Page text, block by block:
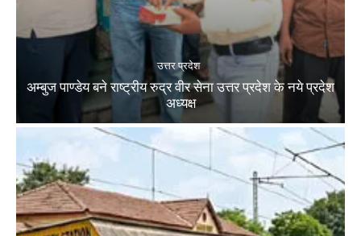
उत्तर प्रदेश
अम्बुज पाण्डेय बने राष्ट्रीय रुद्र वीर सेना उत्तर प्रदेश के नये प्रदेश
अध्यक्ष